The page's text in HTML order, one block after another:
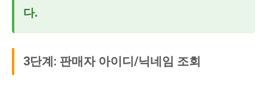
다.
3단계: 판매자 아이디/닉네임 조회